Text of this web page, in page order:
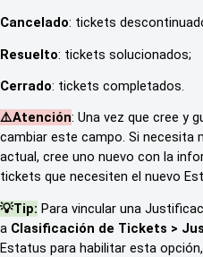
Cancelado: tickets
Resuelto: tickets solucionados;
Cerrado: tickets completados.
⚠️Atención: Una vez que cree y
cambiar este campo. Si necesita
actual, cree uno nuevo con la
tickets que necesiten el nuevo
💡Tip: Para vincular una
a Clasificación de Tickets >
Estatus para habilitar esta